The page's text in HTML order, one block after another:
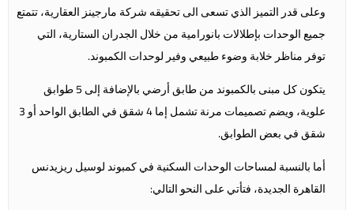
وعلى قدر التميز الذي تسعى الى تحقيقه شركة مارجينز العقارية، تتمتع
جميع الوحدات بإطلالات بانورامية من خلال الجدران الستارية، التي
توفر مناظر خلابة وضوء طبيعي وفير لوحدات الكمبوند.
يتكون كل مبنى بالكمبوند من طابق أرضي بالإضافة إلى 5 طوابق
علوية، ويضم تصميمات مرنة تشمل إما 4 شقق في الطابق الواحد أو 3
شقق في بعض الطوابق.
أما بالنسبة لمساحات الوحدات السكنية في كمبوند لوسيل ريزيدنس
القاهرة الجديدة، فتأتي على النحو التالي: